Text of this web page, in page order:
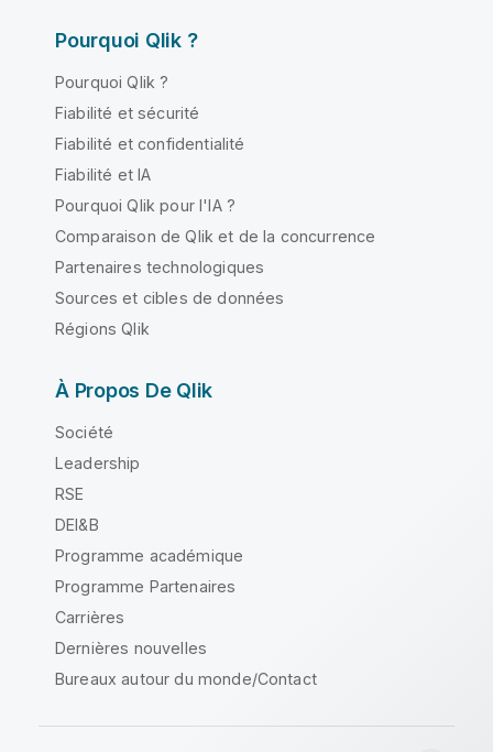
Pourquoi Qlik ?
Pourquoi Qlik ?
Fiabilité et sécurité
Fiabilité et confidentialité
Fiabilité et IA
Pourquoi Qlik pour l'IA ?
Comparaison de Qlik et de la concurrence
Partenaires technologiques
Sources et cibles de données
Régions Qlik
À Propos De Qlik
Société
Leadership
RSE
DEI&B
Programme académique
Programme Partenaires
Carrières
Dernières nouvelles
Bureaux autour du monde/Contact